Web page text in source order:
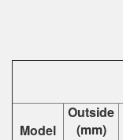
Model
Outside
(mm)